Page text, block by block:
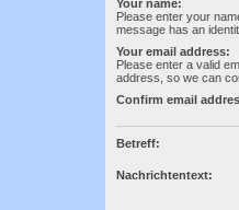
Your name:
Please enter your
message has an
Your email address:
Please enter a valid
address, so we can
Confirm email
Betreff:
Nachrichtentext: